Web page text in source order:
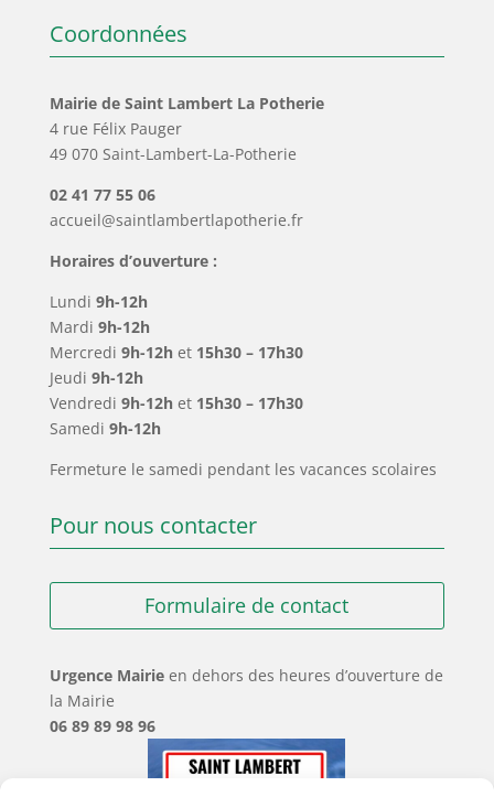
Coordonnées
Mairie de Saint Lambert La Potherie
4 rue Félix Pauger
49 070 Saint-Lambert-La-Potherie
02 41 77 55 06
accueil@saintlambertlapotherie.fr
Horaires d’ouverture :
Lundi 9h-12h
Mardi 9h-12h
Mercredi 9h-12h et 15h30 – 17h30
Jeudi 9h-12h
Vendredi 9h-12h et 15h30 – 17h30
Samedi 9h-12h
Fermeture le samedi pendant les vacances scolaires
Pour nous contacter
Formulaire de contact
Urgence Mairie en dehors des heures d’ouverture de
la Mairie
06 89 89 98 96